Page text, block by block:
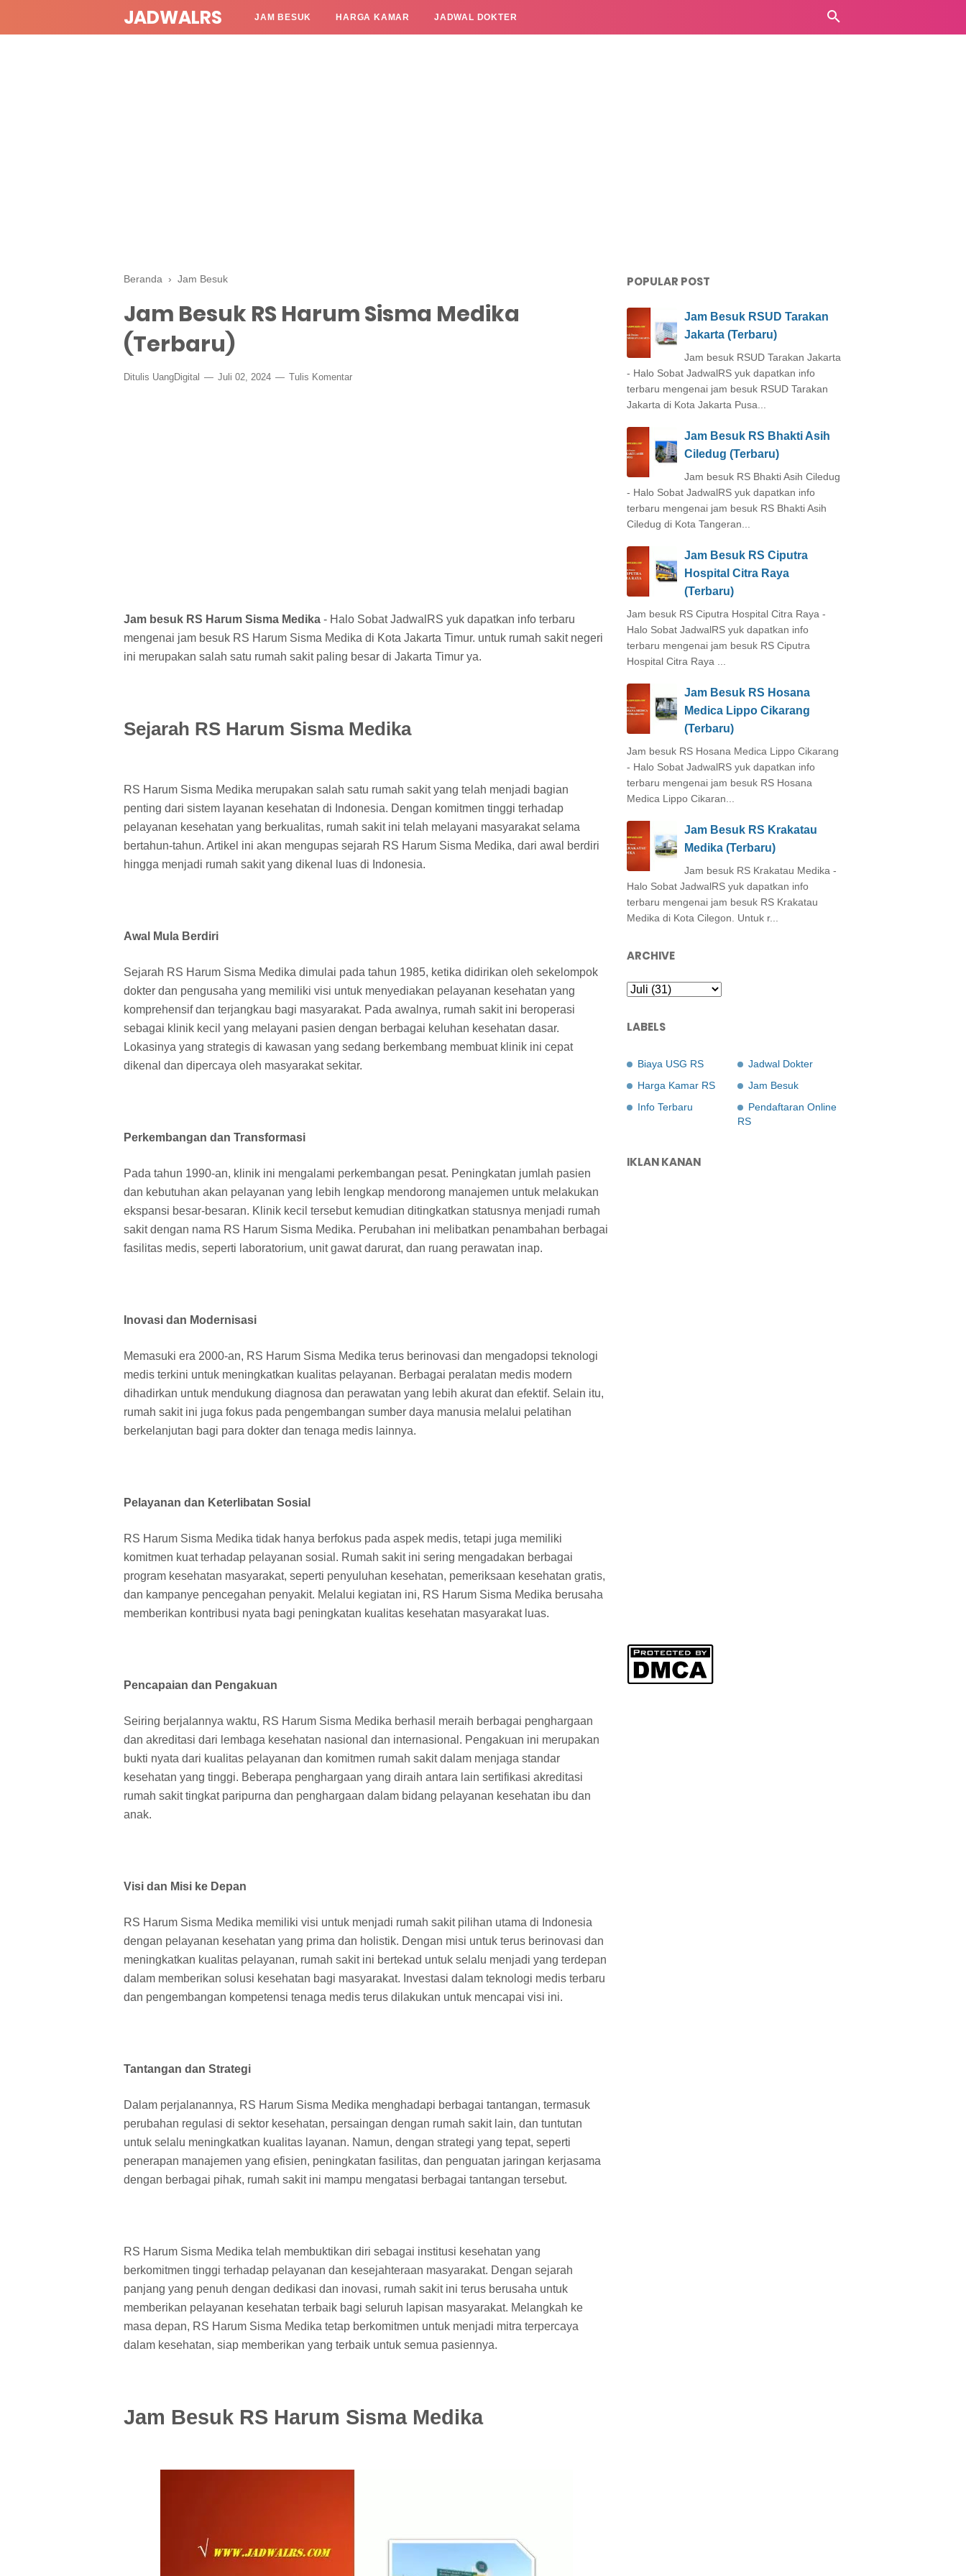
JADWALRS JAM BESUK HARGA KAMAR JADWAL DOKTER
Beranda › Jam Besuk
Jam Besuk RS Harum Sisma Medika
(Terbaru)
Ditulis UangDigital Juli 02, 2024 Tulis Komentar
Jam besuk RS Harum Sisma Medika - Halo Sobat JadwalRS yuk dapatkan info terbaru
mengenai jam besuk RS Harum Sisma Medika di Kota Jakarta Timur. untuk rumah sakit negeri
ini merupakan salah satu rumah sakit paling besar di Jakarta Timur ya.
Sejarah RS Harum Sisma Medika
RS Harum Sisma Medika merupakan salah satu rumah sakit yang telah menjadi bagian
penting dari sistem layanan kesehatan di Indonesia. Dengan komitmen tinggi terhadap
pelayanan kesehatan yang berkualitas, rumah sakit ini telah melayani masyarakat selama
bertahun-tahun. Artikel ini akan mengupas sejarah RS Harum Sisma Medika, dari awal berdiri
hingga menjadi rumah sakit yang dikenal luas di Indonesia.
Awal Mula Berdiri
Sejarah RS Harum Sisma Medika dimulai pada tahun 1985, ketika didirikan oleh sekelompok
dokter dan pengusaha yang memiliki visi untuk menyediakan pelayanan kesehatan yang
komprehensif dan terjangkau bagi masyarakat. Pada awalnya, rumah sakit ini beroperasi
sebagai klinik kecil yang melayani pasien dengan berbagai keluhan kesehatan dasar.
Lokasinya yang strategis di kawasan yang sedang berkembang membuat klinik ini cepat
dikenal dan dipercaya oleh masyarakat sekitar.
Perkembangan dan Transformasi
Pada tahun 1990-an, klinik ini mengalami perkembangan pesat. Peningkatan jumlah pasien
dan kebutuhan akan pelayanan yang lebih lengkap mendorong manajemen untuk melakukan
ekspansi besar-besaran. Klinik kecil tersebut kemudian ditingkatkan statusnya menjadi rumah
sakit dengan nama RS Harum Sisma Medika. Perubahan ini melibatkan penambahan berbagai
fasilitas medis, seperti laboratorium, unit gawat darurat, dan ruang perawatan inap.
Inovasi dan Modernisasi
Memasuki era 2000-an, RS Harum Sisma Medika terus berinovasi dan mengadopsi teknologi
medis terkini untuk meningkatkan kualitas pelayanan. Berbagai peralatan medis modern
dihadirkan untuk mendukung diagnosa dan perawatan yang lebih akurat dan efektif. Selain itu,
rumah sakit ini juga fokus pada pengembangan sumber daya manusia melalui pelatihan
berkelanjutan bagi para dokter dan tenaga medis lainnya.
Pelayanan dan Keterlibatan Sosial
RS Harum Sisma Medika tidak hanya berfokus pada aspek medis, tetapi juga memiliki
komitmen kuat terhadap pelayanan sosial. Rumah sakit ini sering mengadakan berbagai
program kesehatan masyarakat, seperti penyuluhan kesehatan, pemeriksaan kesehatan gratis,
dan kampanye pencegahan penyakit. Melalui kegiatan ini, RS Harum Sisma Medika berusaha
memberikan kontribusi nyata bagi peningkatan kualitas kesehatan masyarakat luas.
Pencapaian dan Pengakuan
Seiring berjalannya waktu, RS Harum Sisma Medika berhasil meraih berbagai penghargaan
dan akreditasi dari lembaga kesehatan nasional dan internasional. Pengakuan ini merupakan
bukti nyata dari kualitas pelayanan dan komitmen rumah sakit dalam menjaga standar
kesehatan yang tinggi. Beberapa penghargaan yang diraih antara lain sertifikasi akreditasi
rumah sakit tingkat paripurna dan penghargaan dalam bidang pelayanan kesehatan ibu dan
anak.
Visi dan Misi ke Depan
RS Harum Sisma Medika memiliki visi untuk menjadi rumah sakit pilihan utama di Indonesia
dengan pelayanan kesehatan yang prima dan holistik. Dengan misi untuk terus berinovasi dan
meningkatkan kualitas pelayanan, rumah sakit ini bertekad untuk selalu menjadi yang terdepan
dalam memberikan solusi kesehatan bagi masyarakat. Investasi dalam teknologi medis terbaru
dan pengembangan kompetensi tenaga medis terus dilakukan untuk mencapai visi ini.
Tantangan dan Strategi
Dalam perjalanannya, RS Harum Sisma Medika menghadapi berbagai tantangan, termasuk
perubahan regulasi di sektor kesehatan, persaingan dengan rumah sakit lain, dan tuntutan
untuk selalu meningkatkan kualitas layanan. Namun, dengan strategi yang tepat, seperti
penerapan manajemen yang efisien, peningkatan fasilitas, dan penguatan jaringan kerjasama
dengan berbagai pihak, rumah sakit ini mampu mengatasi berbagai tantangan tersebut.
RS Harum Sisma Medika telah membuktikan diri sebagai institusi kesehatan yang
berkomitmen tinggi terhadap pelayanan dan kesejahteraan masyarakat. Dengan sejarah
panjang yang penuh dengan dedikasi dan inovasi, rumah sakit ini terus berusaha untuk
memberikan pelayanan kesehatan terbaik bagi seluruh lapisan masyarakat. Melangkah ke
masa depan, RS Harum Sisma Medika tetap berkomitmen untuk menjadi mitra terpercaya
dalam kesehatan, siap memberikan yang terbaik untuk semua pasiennya.
Jam Besuk RS Harum Sisma Medika
POPULAR POST
Jam Besuk RSUD Tarakan
Jakarta (Terbaru)
Jam besuk RSUD Tarakan Jakarta
- Halo Sobat JadwalRS yuk dapatkan info
terbaru mengenai jam besuk RSUD Tarakan
Jakarta di Kota Jakarta Pusa...
Jam Besuk RS Bhakti Asih
Ciledug (Terbaru)
Jam besuk RS Bhakti Asih Ciledug
- Halo Sobat JadwalRS yuk dapatkan info
terbaru mengenai jam besuk RS Bhakti Asih
Ciledug di Kota Tangeran...
Jam Besuk RS Ciputra
Hospital Citra Raya
(Terbaru)
Jam besuk RS Ciputra Hospital Citra Raya -
Halo Sobat JadwalRS yuk dapatkan info
terbaru mengenai jam besuk RS Ciputra
Hospital Citra Raya ...
Jam Besuk RS Hosana
Medica Lippo Cikarang
(Terbaru)
Jam besuk RS Hosana Medica Lippo Cikarang
- Halo Sobat JadwalRS yuk dapatkan info
terbaru mengenai jam besuk RS Hosana
Medica Lippo Cikaran...
Jam Besuk RS Krakatau
Medika (Terbaru)
Jam besuk RS Krakatau Medika -
Halo Sobat JadwalRS yuk dapatkan info
terbaru mengenai jam besuk RS Krakatau
Medika di Kota Cilegon. Untuk r...
ARCHIVE
LABELS
Biaya USG RS
Harga Kamar RS
Info Terbaru
Jadwal Dokter
Jam Besuk
Pendaftaran Online
RS
IKLAN KANAN